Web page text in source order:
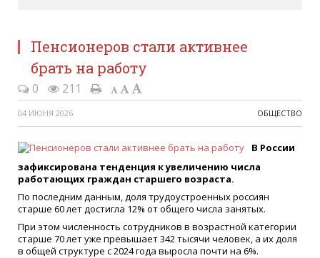
Пенсионеров стали активнее
брать на работу
0 211
04 ИЮНЯ 2026 ОБЩЕСТВО
В России
зафиксирована тенденция к увеличению числа
работающих граждан старшего возраста.
По последним данным, доля трудоустроенных россиян
старше 60 лет достигла 12% от общего числа занятых.
При этом численность сотрудников в возрастной категории
старше 70 лет уже превышает 342 тысячи человек, а их доля
в общей структуре с 2024 года выросла почти на 6%.